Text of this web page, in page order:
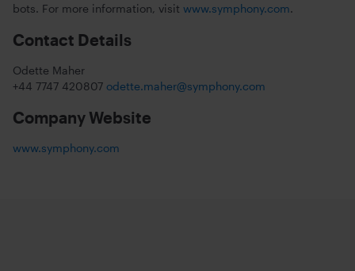
bots. For more information, visit www.symphony.com.
Contact Details
Odette Maher
+44 7747 420807 odette.maher@symphony.com
Company Website
www.symphony.com